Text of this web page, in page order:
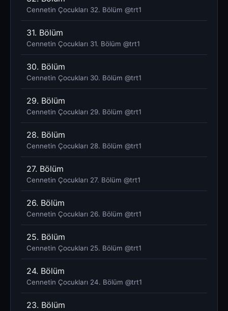
Cennetin Çocukları 32. Bölüm @trt1
31. Bölüm
Cennetin Çocukları 31. Bölüm @trt1
30. Bölüm
Cennetin Çocukları 30. Bölüm @trt1
29. Bölüm
Cennetin Çocukları 29. Bölüm @trt1
28. Bölüm
Cennetin Çocukları 28. Bölüm @trt1
27. Bölüm
Cennetin Çocukları 27. Bölüm @trt1
26. Bölüm
Cennetin Çocukları 26. Bölüm @trt1
25. Bölüm
Cennetin Çocukları 25. Bölüm @trt1
24. Bölüm
Cennetin Çocukları 24. Bölüm @trt1
23. Bölüm